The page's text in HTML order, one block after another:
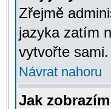
Zřejmě
jazyka zatím
vytvořte
Návrat nahoru
Jak